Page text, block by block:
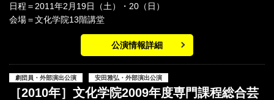
日程＝2011年2月19日（土）・20（日）
会場＝文化学院13階講堂
公演情報詳細
劇団員・外部演出公演 安田雅弘・外部演出公演
［2010年］文化学院2009年度専門課程総合芸